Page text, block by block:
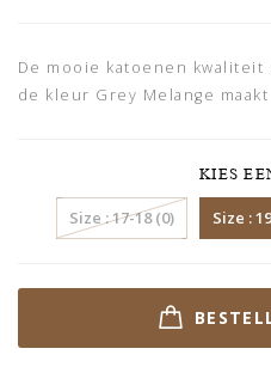
De mooie katoenen kwaliteit
de kleur Grey Melange
KIES
Size : 17-18 (0) Size :